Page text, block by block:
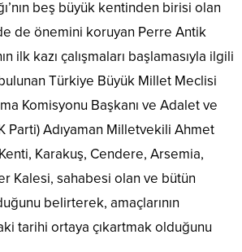
beş büyük kentinden birisi olan
de önemini koruyan Perre Antik
ilk kazı çalışmaları başlamasıyla ilgili
Türkiye Büyük Millet Meclisi
Komisyonu Başkanı ve Adalet ve
Parti) Adıyaman Milletvekili Ahmet
Karakuş, Cendere, Arsemia,
Kalesi, sahabesi olan ve bütün
belirterek, amaçlarının
tarihi ortaya çıkartmak olduğunu